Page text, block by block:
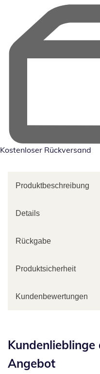
Kostenloser Rückversand
Produktbeschreibung
Details
Rückgabe
Produktsicherheit
Kundenbewertungen
Kundenlieblinge
Angebot